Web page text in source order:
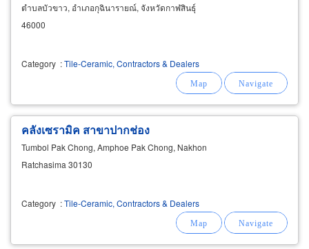
ตำบลบัวขาว, อำเภอกุฉินารายณ์, จังหวัดกาฬสินธุ์
46000
Category :Tile-Ceramic, Contractors & Dealers
คลังเซรามิค สาขาปากช่อง
Tumbol Pak Chong, Amphoe Pak Chong, Nakhon
Ratchasima 30130
Category :Tile-Ceramic, Contractors & Dealers